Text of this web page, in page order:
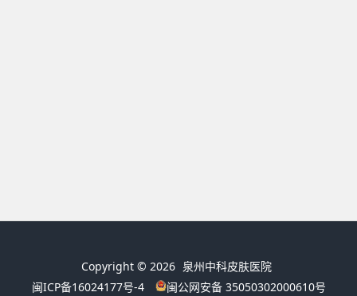
Copyright © 2026 泉州中科皮肤医院
闽ICP备16024177号-4
闽公网安备 35050302000610号